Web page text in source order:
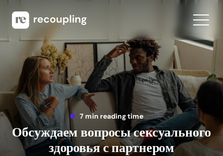
7 min reading time
Обсуждаем вопросы сексуального
здоровья с партнером